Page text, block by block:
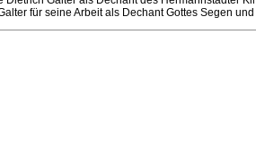
für seine Arbeit als Dechant Gottes Segen